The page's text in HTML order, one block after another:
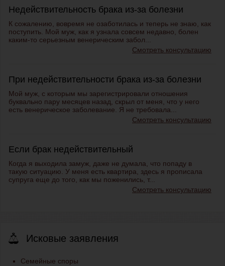
Недействительность брака из-за болезни
К сожалению, вовремя не озаботилась и теперь не знаю, как
поступить. Мой муж, как я узнала совсем недавно, болен
каким-то серьезным венерическим забол...
Смотреть консультацию
При недействительности брака из-за болезни
Мой муж, с которым мы зарегистрировали отношения
буквально пару месяцев назад, скрыл от меня, что у него
есть венерическое заболевание. Я не требовала...
Смотреть консультацию
Если брак недействительный
Когда я выходила замуж, даже не думала, что попаду в
такую ситуацию. У меня есть квартира, здесь я прописала
супруга еще до того, как мы поженились, т...
Смотреть консультацию
Исковые заявления
Семейные споры